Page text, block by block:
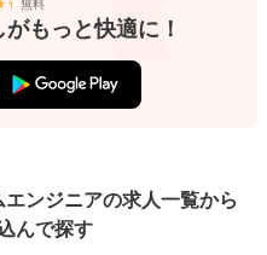
無料
もっと快適に！
ンジニアの求人一覧から
んで探す